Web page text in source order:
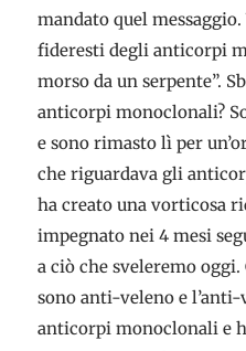
mandato quel
fideresti degli anticorpi
morso da un serpente”.
anticorpi monoclonali?
e sono rimasto lì per
che riguardava gli
ha creato una vorticosa
impegnato nei 4 mesi
a ciò che sveleremo
sono anti-veleno e
anticorpi monoclonali e